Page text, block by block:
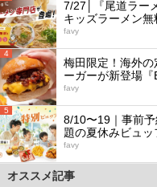
7/27│『尾道ラー
キッズラーメン
favy
4
梅田限定！海外
ーガーが新登場『
favy
5
8/10〜19｜事前
題の夏休みビュッ
favy
オススメ記事